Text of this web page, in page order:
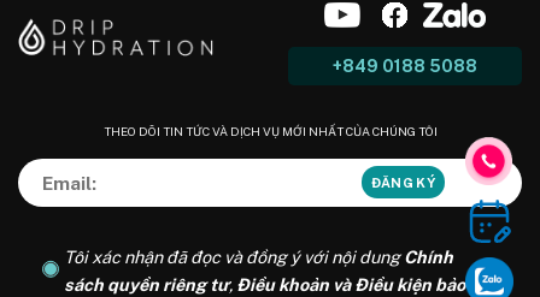
+849 0188 5088
THEO DÕI TIN TỨC VÀ DỊCH VỤ MỚI NHẤT CỦA CHÚNG TÔI
Tôi xác nhận đã đọc và đồng ý với nội dungChính
sách quyền riêng tư, Điều khoản và Điều kiện bảo